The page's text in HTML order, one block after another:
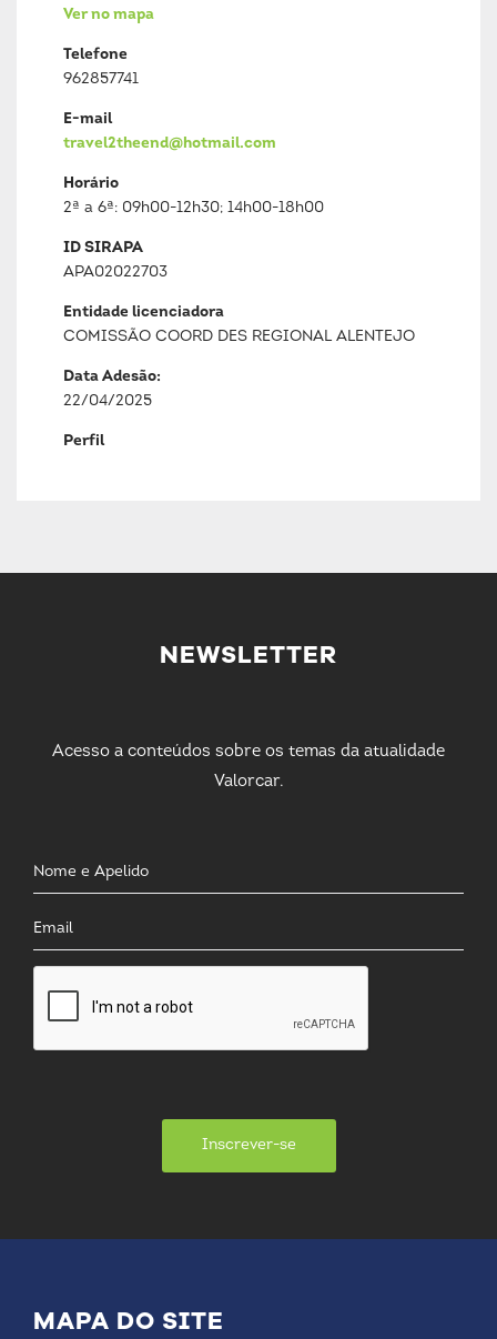
Ver no mapa
Telefone
962857741
E-mail
travel2theend@hotmail.com
Horário
2ª a 6ª: 09h00-12h30; 14h00-18h00
ID SIRAPA
APA02022703
Entidade licenciadora
COMISSÃO COORD DES REGIONAL ALENTEJO
Data Adesão:
22/04/2025
Perfil
NEWSLETTER
Acesso a conteúdos sobre os temas da atualidade
Valorcar.
Inscrever-se
MAPA DO SITE